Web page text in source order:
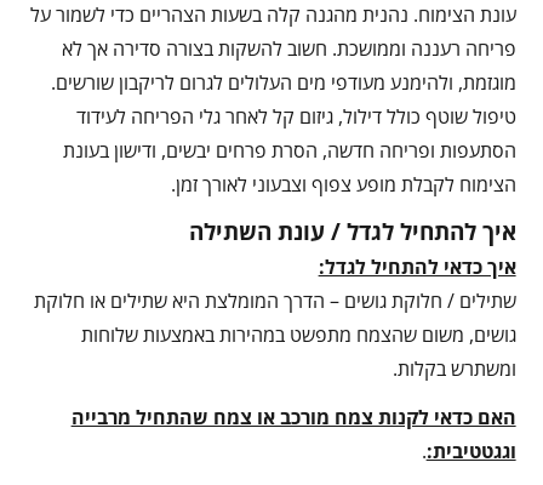
עונת הצימוח. נהנית מהגנה קלה בשעות הצהריים כדי לשמור על
פריחה רעננה וממושכת. חשוב להשקות בצורה סדירה אך לא
מוגזמת, ולהימנע מעודפי מים העלולים לגרום לריקבון שורשים.
טיפול שוטף כולל דילול, גיזום קל לאחר גלי הפריחה לעידוד
הסתעפות ופריחה חדשה, הסרת פרחים יבשים, ודישון בעונת
הצימוח לקבלת מופע צפוף וצבעוני לאורך זמן.
איך להתחיל לגדל / עונת השתילה
איך כדאי להתחיל לגדל:
שתילים / חלוקת גושים – הדרך המומלצת היא שתילים או חלוקת
גושים, משום שהצמח מתפשט במהירות באמצעות שלוחות
ומשתרש בקלות.
האם כדאי לקנות צמח מורכב או צמח שהתחיל מרבייה
וגגטטיבית:.